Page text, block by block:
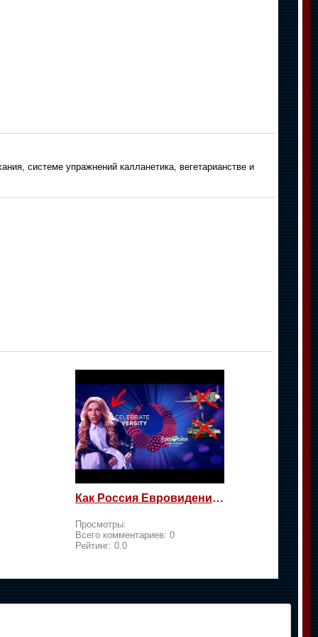
системе упражнений калланетика, вегетарианстве и
Как Россия Евровидение на жалость берет
Просмотры:
Всего комментариев: 0
Рейтинг: 0.0